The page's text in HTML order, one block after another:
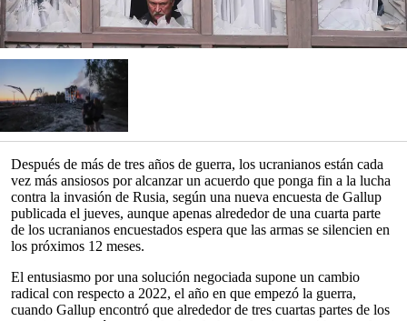
Después de más de tres años de guerra, los ucranianos están cada
vez más ansiosos por alcanzar un acuerdo que ponga fin a la lucha
contra la invasión de Rusia, según una nueva encuesta de Gallup
publicada el jueves, aunque apenas alrededor de una cuarta parte
de los ucranianos encuestados espera que las armas se silencien en
los próximos 12 meses.
El entusiasmo por una solución negociada supone un cambio
radical con respecto a 2022, el año en que empezó la guerra,
cuando Gallup encontró que alrededor de tres cuartas partes de los